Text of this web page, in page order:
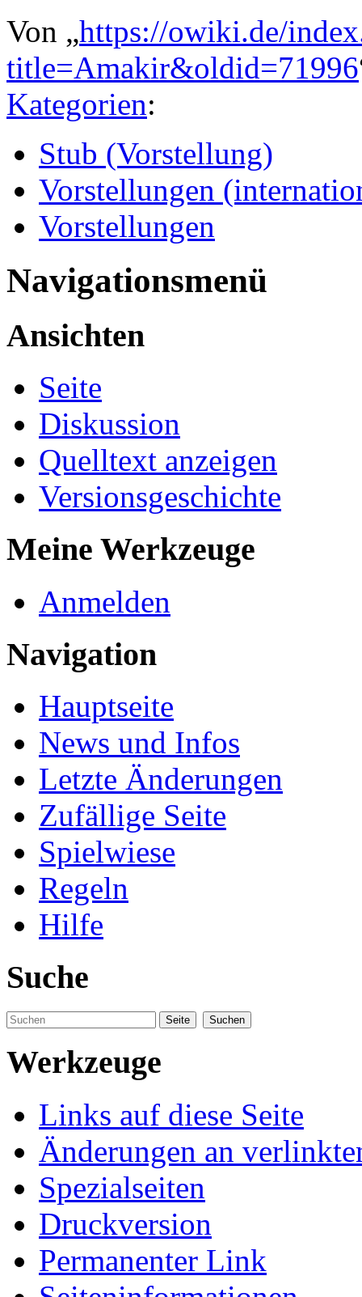
Von „https://owiki.de/
title=Amakir&oldid=71996
Kategorien:
Stub (Vorstellung)
Vorstellungen
Vorstellungen
Navigationsmenü
Ansichten
Seite
Diskussion
Quelltext anzeigen
Versionsgeschichte
Meine Werkzeuge
Anmelden
Navigation
Hauptseite
News und Infos
Letzte Änderungen
Zufällige Seite
Spielwiese
Regeln
Hilfe
Suche
Werkzeuge
Links auf diese Seite
Änderungen an
Spezialseiten
Druckversion
Permanenter Link